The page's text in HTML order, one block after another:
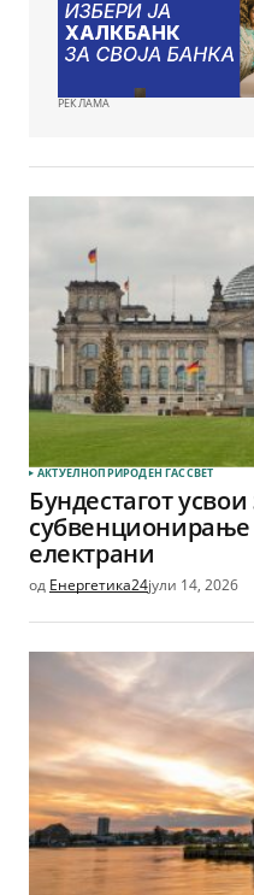
РЕКЛАМА
АКТУЕЛНОПРИРОДЕН ГАССВЕТ
Бундестагот усвои
субвенционирање
електрани
од Енергетика24јули 14, 2026